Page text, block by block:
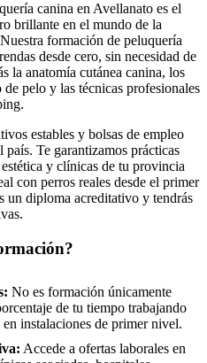
canina en Avellanato es el
brillante en el mundo de la
formación de peluquería
desde cero, sin necesidad de
la anatomía cutánea canina, los
pelo y las técnicas profesionales
estables y bolsas de empleo
Te garantizamos prácticas
y clínicas de tu provincia
con perros reales desde el primer
diploma acreditativo y tendrás
No es formación únicamente
de tu tiempo trabajando
instalaciones de primer nivel.
Accede a ofertas laborales en